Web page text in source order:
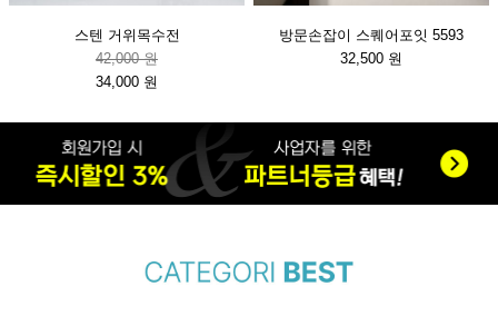
스텐 거위목수전
42,000 원
34,000 원
방문손잡이 스퀘어포잇 5593
32,500 원